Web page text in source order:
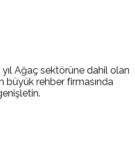
Ağaç sektörüne dahil olan
büyük rehber firmasında